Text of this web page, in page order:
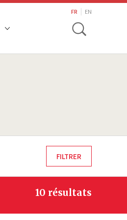
FR EN
Toggle
10 résultats